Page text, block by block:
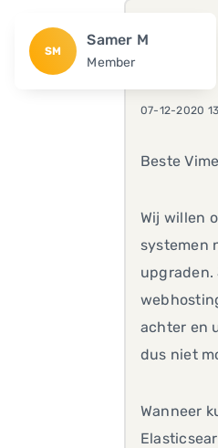
SM
Samer M
Member
07-12-2020
Beste
Wij willen
systemen
achter en
dus niet
Wanneer